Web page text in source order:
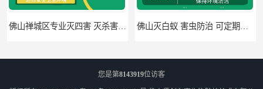
佛山禅城区专业灭四害 灭杀害虫 根据现场情况定制中害方案
您是第8143919位访客